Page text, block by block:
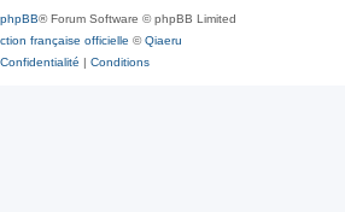
phpBB® Forum Software © phpBB Limited
française officielle ©Qiaeru
Confidentialité | Conditions